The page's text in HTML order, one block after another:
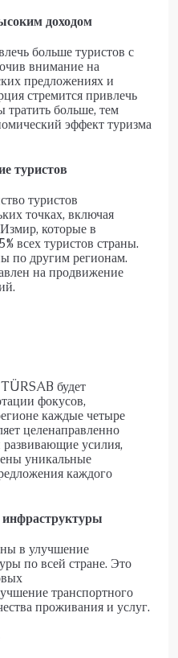
доходом
больше туристов с
внимание на
предложениях и
стремится привлечь
тратить больше, тем
эффект туризма
туристов
туристов
точках, включая
которые в
всех туристов страны.
по другим регионам.
на продвижение
будет
фокусов,
каждые четыре
целенаправленно
усилия,
уникальные
каждого
в улучшение
по всей стране. Это
транспортного
проживания и услуг.